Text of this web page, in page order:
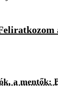
a mentők: